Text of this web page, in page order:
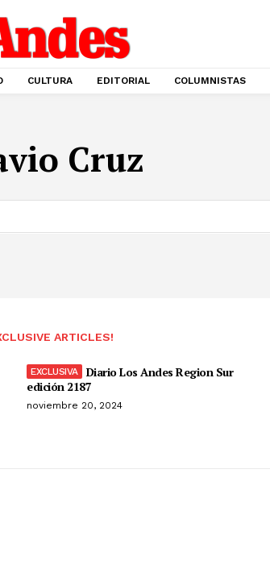
CULTURA EDITORIAL COLUMNISTAS
Cruz
ARTICLES!
Diario Los Andes Region Sur
edición 2187
noviembre 20, 2024